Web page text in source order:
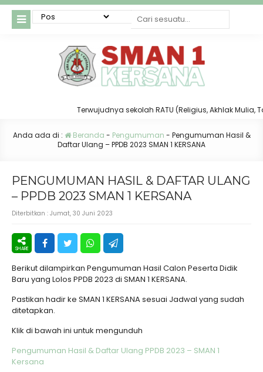
Terwujudnya sekolah RATU (Religius, Akhlak Mulia,
Anda ada di : Beranda - Pengumuman - Pengumuman Hasil &
Daftar Ulang – PPDB 2023 SMAN 1 KERSANA
PENGUMUMAN HASIL & DAFTAR ULANG
– PPDB 2023 SMAN 1 KERSANA
Diterbitkan : Jumat, 30 Juni 2023
Berikut dilampirkan Pengumuman Hasil Calon Peserta Didik
Baru yang Lolos PPDB 2023 di SMAN 1 KERSANA.
Pastikan hadir ke SMAN 1 KERSANA sesuai Jadwal yang sudah
ditetapkan.
Klik di bawah ini untuk mengunduh
Pengumuman Hasil & Daftar Ulang PPDB 2023 – SMAN 1
Kersana